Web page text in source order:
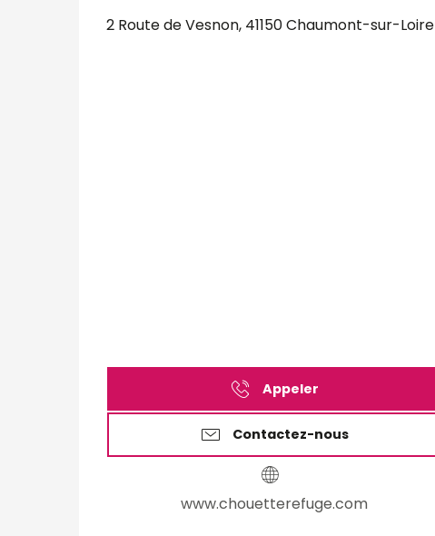
2 Route de Vesnon, 41150 Chaumont-sur-Loire
Appeler
Contactez-nous
www.chouetterefuge.com